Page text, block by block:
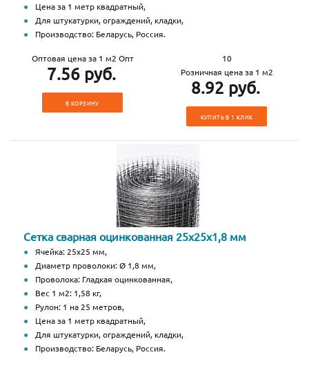
Цена за 1 метр квадратный,
Для штукатурки, ограждений, кладки,
Производство: Беларусь, Россия.
Оптовая цена за 1 м2 Опт
7.56 руб.
В КОРЗИНУ
10
Розничная цена за 1 м2
8.92 руб.
КУПИТЬ В 1 КЛИК
Сетка сварная оцинкованная 25х25х1,8 мм
Ячейка: 25х25 мм,
Диаметр проволоки: Ø 1,8 мм,
Проволока: Гладкая оцинкованная,
Вес 1 м2: 1,58 кг,
Рулон: 1 на 25 метров,
Цена за 1 метр квадратный,
Для штукатурки, ограждений, кладки,
Производство: Беларусь, Россия.